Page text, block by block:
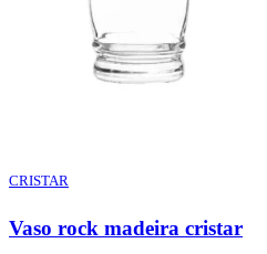
CRISTAR
Vaso rock madeira cristar